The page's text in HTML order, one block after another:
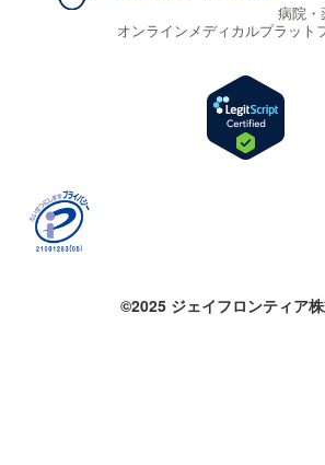
病院・
オンラインメディカルプラット
©2025 ジェイフロンティア